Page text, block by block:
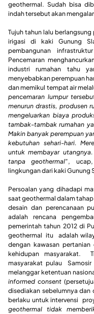
geothermal. Sudah bisa
indah tersebut akan
Tujuh tahun lalu
irigasi di kaki Gunung
pembangunan
Pencemaran
industri rumahan tahu
menyebabkan perempuan
dan memikul tempat air
pencemaran lumpur
menurun drastis, produsen
mengeluarkan biaya
tambak-tambak rumahan
Makin banyak perempuan
kebutuhan sehari-hari.
untuk membayar
tanpa geothermal”,
lingkungan dari kaki Gunung
Persoalan yang dihadapi
saat geothermal dalam
desain dan perencanaan
adalah rencana
pemerintah tahun 2012 di
geothermal itu adalah
dengan kawasan
kehidupan masyarakat.
masyarakat pulau
melanggar ketentuan
informed consent
disediakan sebelumnya dan
berlaku untuk intervensi
geothermal tidak